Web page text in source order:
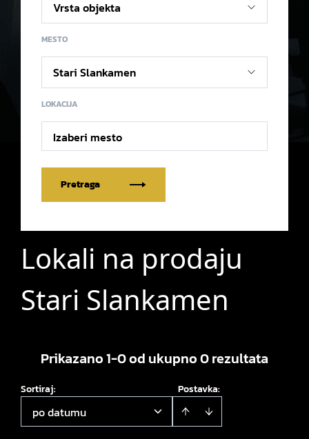
MESTO
LOKACIJA
Izaberi mesto
Pretraga
Lokali na prodaju
Stari Slankamen
Prikazano 1-0 od ukupno 0 rezultata
Postavka:
Sortiraj:
po datumu